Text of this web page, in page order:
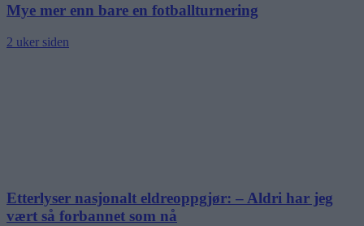
Mye mer enn bare en fotballturnering
2 uker siden
Etterlyser nasjonalt eldreoppgjør: – Aldri har jeg
vært så forbannet som nå